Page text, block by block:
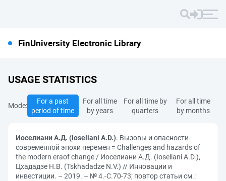
FinUniversity Electronic Library
USAGE STATISTICS
Mode:
For a past
period of time
For all time
by years
For all time by
quarters
For all time
by months
Иоселиани А.Д. (Ioseliani A.D.). Вызовы и опасности
современной эпохи перемен = Challenges and hazards of
the modern eraof change / Иоселиани А.Д. (Ioseliani A.D.),
Цхададзе Н.В. (Tskhadadze N.V.) // Инновации и
инвестиции. – 2019. – № 4.-С.70-73; повтор статьи см.: